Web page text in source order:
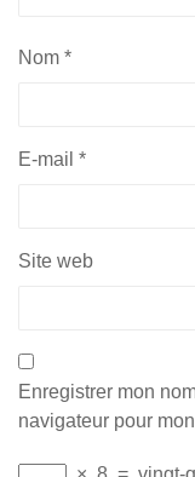
Nom *
E-mail *
Site web
Enregistrer mon
navigateur pour